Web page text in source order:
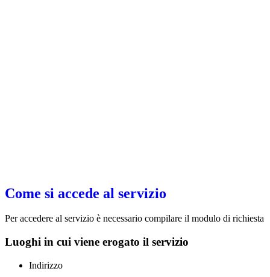
Come si accede al servizio
Per accedere al servizio è necessario compilare il modulo di richiesta
Luoghi in cui viene erogato il servizio
Indirizzo